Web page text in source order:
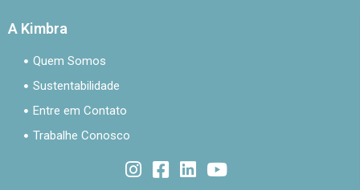
A Kimbra
Quem Somos
Sustentabilidade
Entre em Contato
Trabalhe Conosco